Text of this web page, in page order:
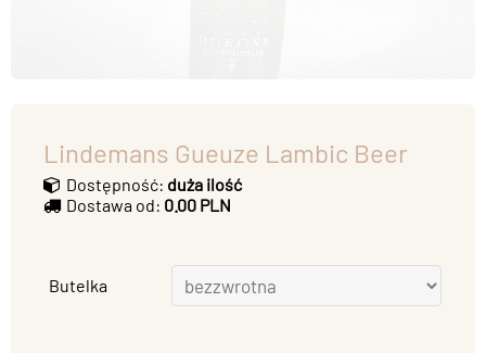
Lindemans Gueuze Lambic Beer
Dostępność: duża ilość
Dostawa od: 0.00 PLN
Butelka